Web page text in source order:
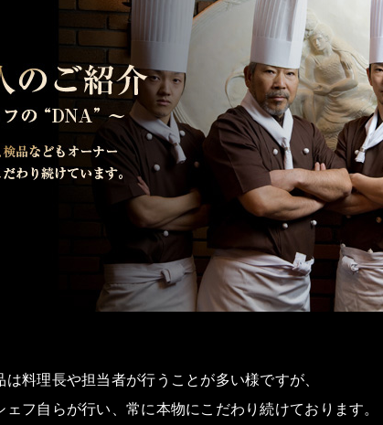
料理長や担当者が行うことが多い様ですが、
フ自らが行い、常に本物にこだわり続けております。